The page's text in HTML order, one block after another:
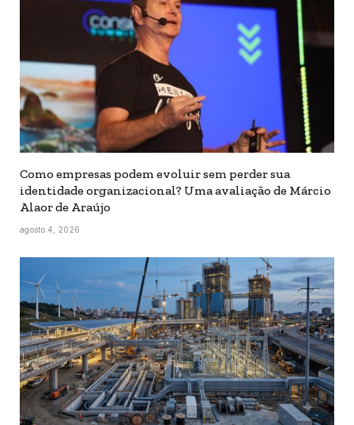
Como empresas podem evoluir sem perder sua
identidade organizacional? Uma avaliação de Márcio
Alaor de Araújo
agosto 4, 2026